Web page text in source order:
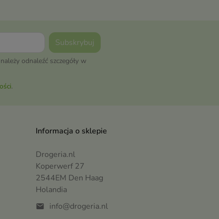
odnaleźć szczegóły w
.
Informacja o sklepie
Drogeria.nl
Koperwerf 27
2544EM Den Haag
Holandia
mail info@drogeria.nl